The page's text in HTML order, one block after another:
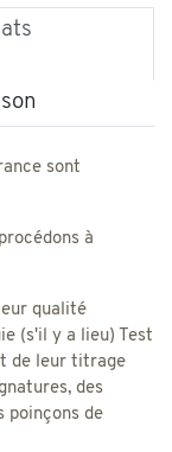
sont
à
qualité
(s'il y a lieu) Test
de leur titrage
des
poinçons de